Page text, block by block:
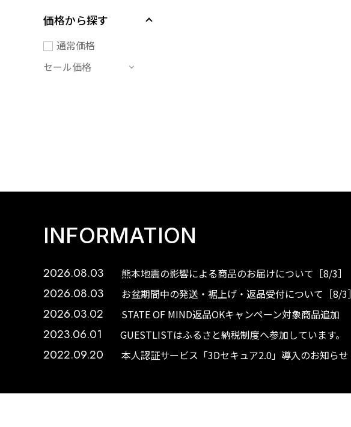
価格から探す
通常価格
セール価格
INFORMATION
2026.08.03 熊本地震の影響による商品のお届けについて［8/3］
2026.08.03 お盆期間中の発送・裾上げ・返品受付について［8/3］
2026.03.02 STATE OF MIND返品OKキャンペーン対象商品追加
2023.06.01 GUESTLISTはふるさと納税制度へ参加しています。
2022.09.20 本人認証サービス「3Dセキュア2.0」導入のお知らせ